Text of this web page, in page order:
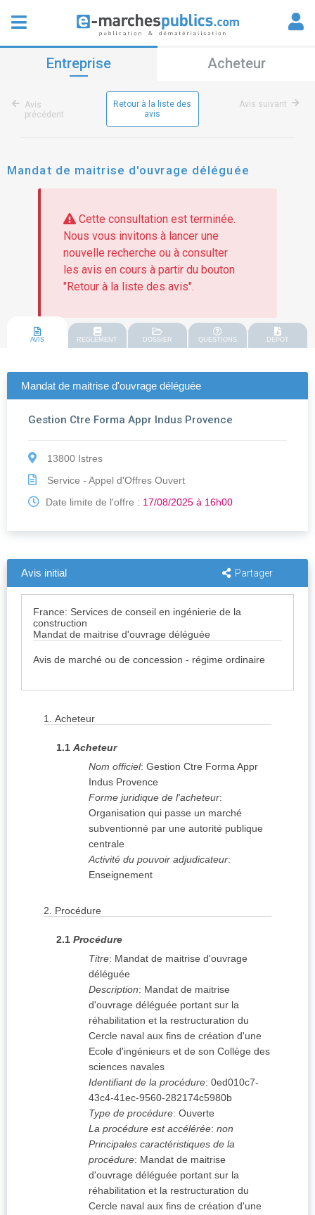
Entreprise Acheteur
Avis
précédent
Retour à la liste des
avis
Avis suivant
Mandat de maitrise d'ouvrage déléguée
Cette consultation est terminée.
Nous vous invitons à lancer une
nouvelle recherche ou à consulter
les avis en cours à partir du bouton
"Retour à la liste des avis".
AVIS REGLEMENT DOSSIER QUESTIONS DEPOT
Mandat de maitrise d'ouvrage déléguée
Gestion Ctre Forma Appr Indus Provence
13800 Istres
Service - Appel d'Offres Ouvert
Date limite de l'offre : 17/08/2025 à 16h00
Avis initial Partager
France: Services de conseil en ingénierie de la
construction
Mandat de maitrise d'ouvrage déléguée
Avis de marché ou de concession - régime ordinaire
1. Acheteur
1.1 Acheteur
Nom officiel: Gestion Ctre Forma Appr
Indus Provence
Forme juridique de l'acheteur:
Organisation qui passe un marché
subventionné par une autorité publique
centrale
Activité du pouvoir adjudicateur:
Enseignement
2. Procédure
2.1 Procédure
Titre: Mandat de maitrise d'ouvrage
déléguée
Description: Mandat de maitrise
d'ouvrage déléguée portant sur la
réhabilitation et la restructuration du
Cercle naval aux fins de création d'une
Ecole d'ingénieurs et de son Collège des
sciences navales
Identifiant de la procédure: 0ed010c7-
43c4-41ec-9560-282174c5980b
Type de procédure: Ouverte
La procédure est accélérée: non
Principales caractéristiques de la
procédure: Mandat de maitrise
d'ouvrage déléguée portant sur la
réhabilitation et la restructuration du
Cercle naval aux fins de création d'une